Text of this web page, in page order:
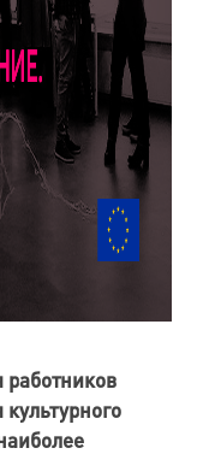
работников